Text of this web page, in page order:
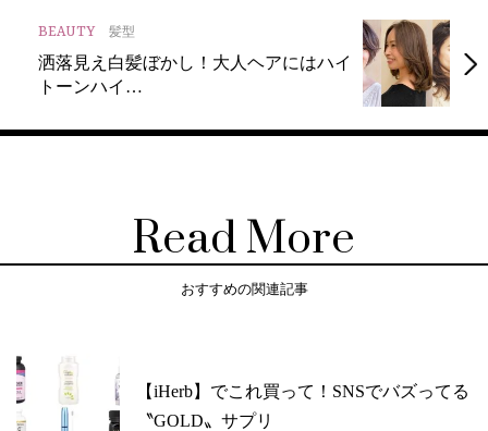
BEAUTY 髪型
洒落見え白髪ぼかし！大人ヘアにはハイ
トーンハイ…
Read More
おすすめの関連記事
【iHerb】でこれ買って！SNSでバズってる
〝GOLD〟サプリ